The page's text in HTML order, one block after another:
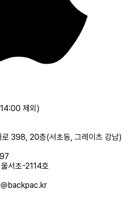
제외)
로 398, 20층(서초동, 그레이츠 강남)
서초-2114호